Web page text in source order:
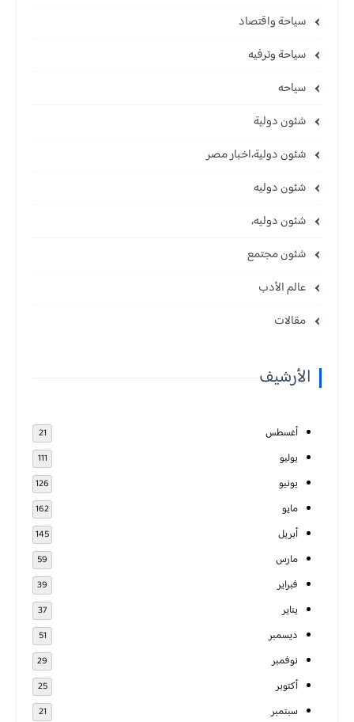
سياحة واقتصاد
سياحة وترفيه
سياحه
شئون دولية
شئون دولية،اخبار مصر
شئون دوليه
شئون دوليه،
شئون مجتمع
عالم الأدب
مقالات
الأرشيف
أغسطس 21
يوليو 111
يونيو 126
مايو 162
أبريل 145
مارس 59
فبراير 39
يناير 37
ديسمبر 51
نوفمبر 29
أكتوبر 25
سبتمبر 21